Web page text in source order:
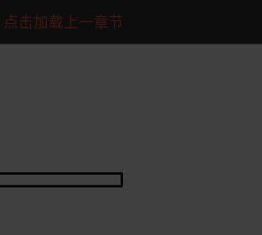
点击加载上一章节